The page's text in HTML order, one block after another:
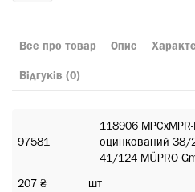
Все про товар Опис
Відгуків (0)
97581
118906
оцинкований 38/
41/124 MÜPRO
207 ₴ шт